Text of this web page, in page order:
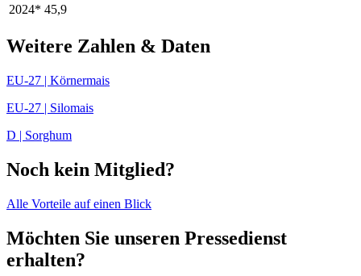
2024* 45,9
Weitere Zahlen & Daten
EU-27 | Körnermais
EU-27 | Silomais
D | Sorghum
Noch kein Mitglied?
Alle Vorteile auf einen Blick
Möchten Sie unseren Pressedienst
erhalten?